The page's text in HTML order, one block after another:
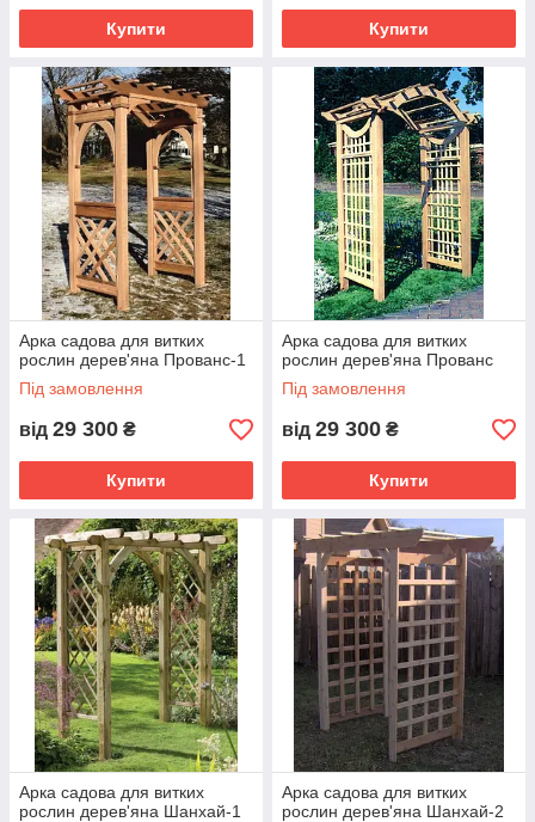
Купити Купити
Арка садова для витких
рослин дерев'яна Прованс-1
Під замовлення
від 29 300 ₴
Купити
Арка садова для витких
рослин дерев'яна Прованс
Під замовлення
від 29 300 ₴
Купити
Арка садова для витких
рослин дерев'яна Шанхай-1
Арка садова для витких
рослин дерев'яна Шанхай-2